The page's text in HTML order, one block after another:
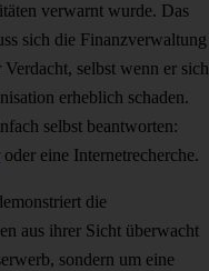
verwarnt wurde. Das
sich die Finanzverwaltung
selbst wenn er sich
erheblich schaden.
selbst beantworten:
oder eine Internetrecherche.
die
aus ihrer Sicht überwacht
sondern um eine